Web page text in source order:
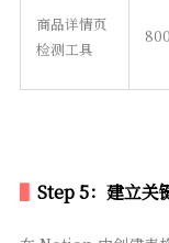
商品详情页
检测工具
800
Step 5：建立关